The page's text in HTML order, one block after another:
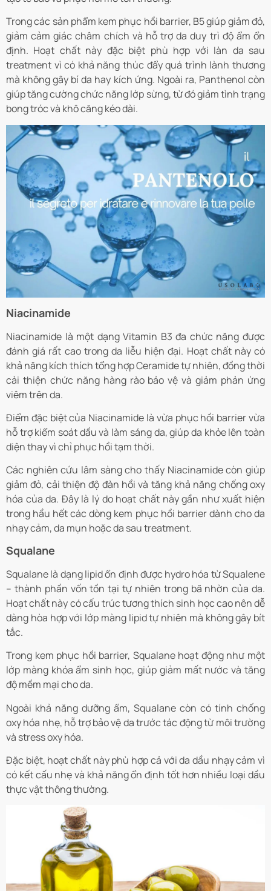
Trong các sản phẩm kem phục hồi barrier, B5 giúp giảm đỏ,
giảm cảm giác châm chích và hỗ trợ da duy trì độ ẩm ổn
định. Hoạt chất này đặc biệt phù hợp với làn da sau
treatment vì có khả năng thúc đẩy quá trình lành thương
mà không gây bí da hay kích ứng. Ngoài ra, Panthenol còn
giúp tăng cường chức năng lớp sừng, từ đó giảm tình trạng
bong tróc và khô căng kéo dài.
Niacinamide
Niacinamide là một dạng Vitamin B3 đa chức năng được
đánh giá rất cao trong da liễu hiện đại. Hoạt chất này có
khả năng kích thích tổng hợp Ceramide tự nhiên, đồng thời
cải thiện chức năng hàng rào bảo vệ và giảm phản ứng
viêm trên da.
Điểm đặc biệt của Niacinamide là vừa phục hồi barrier vừa
hỗ trợ kiểm soát dầu và làm sáng da, giúp da khỏe lên toàn
diện thay vì chỉ phục hồi tạm thời.
Các nghiên cứu lâm sàng cho thấy Niacinamide còn giúp
giảm đỏ, cải thiện độ đàn hồi và tăng khả năng chống oxy
hóa của da. Đây là lý do hoạt chất này gần như xuất hiện
trong hầu hết các dòng kem phục hồi barrier dành cho da
nhạy cảm, da mụn hoặc da sau treatment.
Squalane
Squalane là dạng lipid ổn định được hydro hóa từ Squalene
– thành phần vốn tồn tại tự nhiên trong bã nhờn của da.
Hoạt chất này có cấu trúc tương thích sinh học cao nên dễ
dàng hòa hợp với lớp màng lipid tự nhiên mà không gây bít
tắc.
Trong kem phục hồi barrier, Squalane hoạt động như một
lớp màng khóa ẩm sinh học, giúp giảm mất nước và tăng
độ mềm mại cho da.
Ngoài khả năng dưỡng ẩm, Squalane còn có tính chống
oxy hóa nhẹ, hỗ trợ bảo vệ da trước tác động từ môi trường
và stress oxy hóa.
Đặc biệt, hoạt chất này phù hợp cả với da dầu nhạy cảm vì
có kết cấu nhẹ và khả năng ổn định tốt hơn nhiều loại dầu
thực vật thông thường.